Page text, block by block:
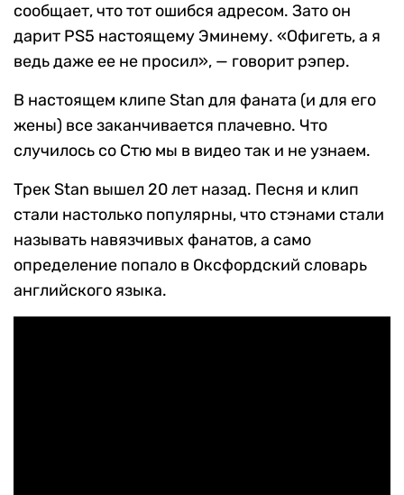
сообщает, что тот ошибся адресом. Зато он
дарит PS5 настоящему Эминему. «Офигеть, а я
ведь даже ее не просил», — говорит рэпер.
В настоящем клипе Stan для фаната (и для его
жены) все заканчивается плачевно. Что
случилось со Стю мы в видео так и не узнаем.
Трек Stan вышел 20 лет назад. Песня и клип
стали настолько популярны, что стэнами стали
называть навязчивых фанатов, а само
определение попало в Оксфордский словарь
английского языка.